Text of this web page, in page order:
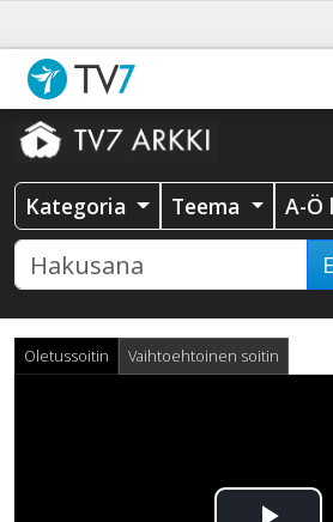
Kategoria Teema A-Ö
Oletussoitin Vaihtoehtoinen soitin